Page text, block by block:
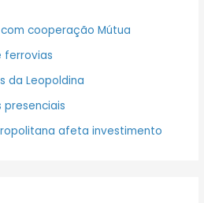
cooperação Mútua
ferrovias
da Leopoldina
presenciais
afeta investimento